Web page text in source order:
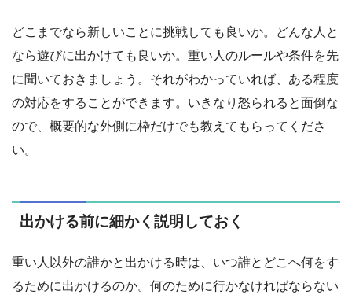
どこまでなら新しいことに挑戦しても良いか。どんな人と
なら遊びに出かけても良いか。重い人のルールや条件を先
に聞いておきましょう。それがわかっていれば、ある程度
の対応をすることができます。いきなり怒られると面倒な
ので、概要的な外側に枠だけでも教えてもらってくださ
い。
出かける前に細かく説明しておく
重い人以外の誰かと出かける時は、いつ誰とどこへ何をす
るために出かけるのか。何のために行かなければならない